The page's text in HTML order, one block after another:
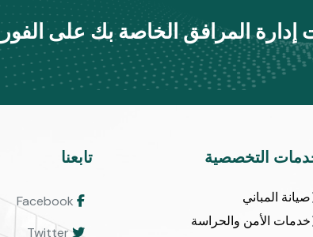
إدارة المرافق الخاصة بك على الفور
التخصصية
صيانة المباني
خدمات الأمن والحراسة
تابعنا
Twitter